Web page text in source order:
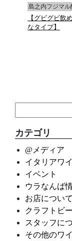
島之内フジマル
【グビグビ飲
なタイプ】
カテゴリ
@メディア
イタリアワ
イベント
ウラなんば
お店について
クラフトビ
スタッフに
その他のワ